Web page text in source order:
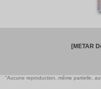
[METAR
"Aucune reproduction, même partielle,